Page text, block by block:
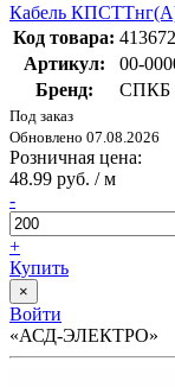
Кабель
Код товара:
Артикул:
00-
Бренд:
СПКБ
Под заказ
Обновлено 07.08.2026
Розничная цена:
48.99 руб. / м
-
+
Купить
×
Войти
«АСД-ЭЛЕКТРО»